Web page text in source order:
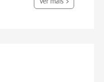
Ver mais